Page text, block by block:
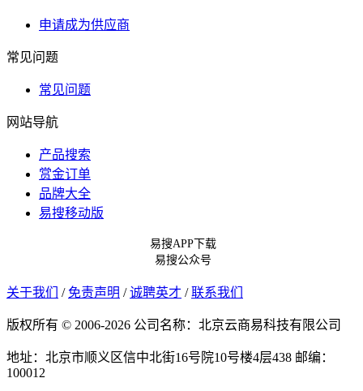
申请成为供应商
常见问题
常见问题
网站导航
产品搜索
赏金订单
品牌大全
易搜移动版
易搜APP下载
易搜公众号
关于我们 / 免责声明 / 诚聘英才 / 联系我们
版权所有 © 2006-2026 公司名称：北京云商易科技有限公司
地址：北京市顺义区信中北街16号院10号楼4层438 邮编：
100012